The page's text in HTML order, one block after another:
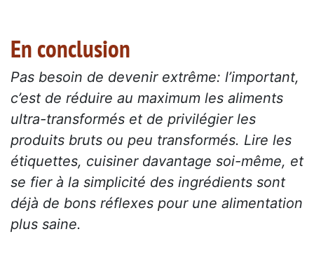
En conclusion
Pas besoin de devenir extrême: l’important,
c’est de réduire au maximum les aliments
ultra-transformés et de privilégier les
produits bruts ou peu transformés. Lire les
étiquettes, cuisiner davantage soi-même, et
se fier à la simplicité des ingrédients sont
déjà de bons réflexes pour une alimentation
plus saine.